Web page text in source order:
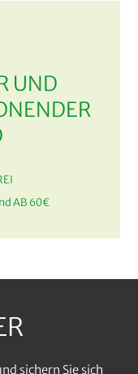
UND
AB 60€
sichern Sie sich